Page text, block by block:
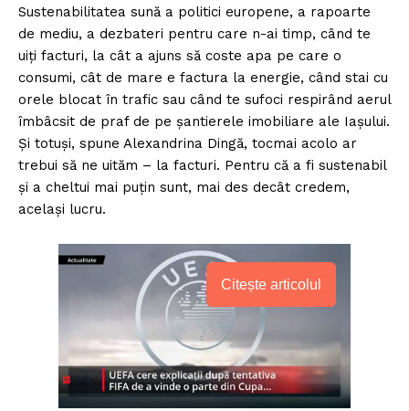
Sustenabilitatea sună a politici europene, a rapoarte
de mediu, a dezbateri pentru care n-ai timp, când te
uiți facturi, la cât a ajuns să coste apa pe care o
consumi, cât de mare e factura la energie, când stai cu
orele blocat în trafic sau când te sufoci respirând aerul
îmbâcsit de praf de pe șantierele imobiliare ale Iașului.
Și totuși, spune Alexandrina Dingă, tocmai acolo ar
trebui să ne uităm – la facturi. Pentru că a fi sustenabil
și a cheltui mai puțin sunt, mai des decât credem,
același lucru.
Citește articolul